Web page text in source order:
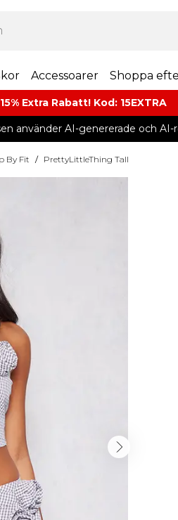
Accessoarer Shoppa
15% Extra Rabatt! Kod: 15EXTRA
använder AI-genererade och AI-
By Fit / PrettyLittleThing Tall